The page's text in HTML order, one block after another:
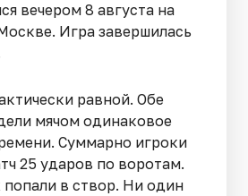
вечером 8 августа на
Игра завершилась
равной. Обе
мячом одинаковое
Суммарно игроки
25 ударов по воротам.
попали в створ. Ни один